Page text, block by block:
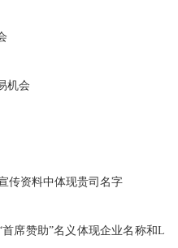
机会
传资料中体现贵司名字
席赞助”名义体现企业名称和L